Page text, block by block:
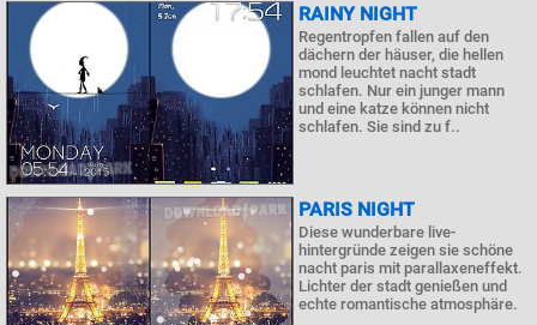
RAINY NIGHT
Regentropfen fallen auf den
dächern der häuser, die hellen
mond leuchtet nacht stadt
schlafen. Nur ein junger mann
und eine katze können nicht
schlafen. Sie sind zu f..
PARIS NIGHT
Diese wunderbare live-
hintergründe zeigen sie schöne
nacht paris mit parallaxeneffekt.
Lichter der stadt genießen und
echte romantische atmosphäre.